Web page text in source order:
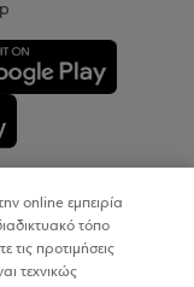
online εμπειρία
τόπο
τις προτιμήσεις
τεχνικώς